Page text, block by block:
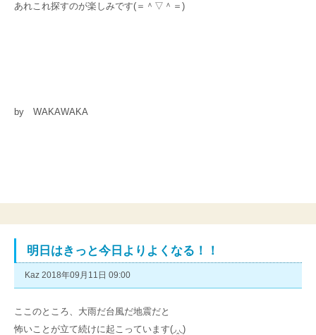
あれこれ探すのが楽しみです(＝＾▽＾＝)
by WAKAWAKA
明日はきっと今日よりよくなる！！
Kaz 2018年09月11日 09:00
ここのところ、 大雨だ台風だ地震だと
怖いことが立て続けに起こっています(◞‸◟)